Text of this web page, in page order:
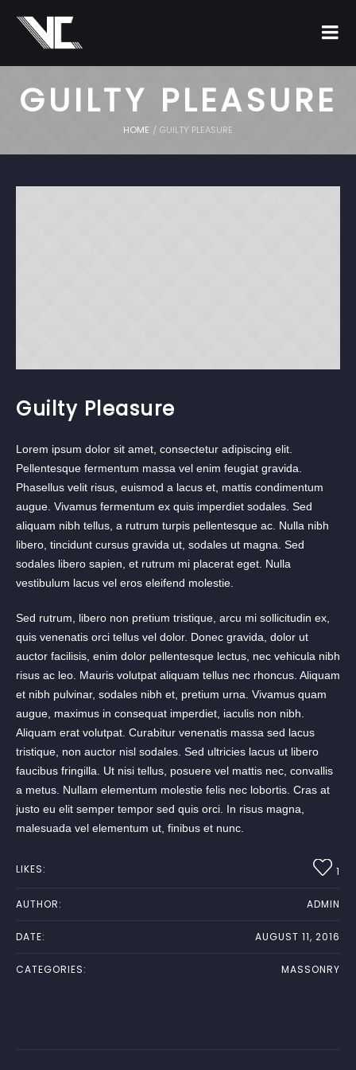
GUILTY PLEASURE
HOME / GUILTY PLEASURE
Guilty Pleasure
Lorem ipsum dolor sit amet, consectetur adipiscing elit.
Pellentesque fermentum massa vel enim feugiat gravida.
Phasellus velit risus, euismod a lacus et, mattis condimentum
augue. Vivamus fermentum ex quis imperdiet sodales. Sed
aliquam nibh tellus, a rutrum turpis pellentesque ac. Nulla nibh
libero, tincidunt cursus gravida ut, sodales ut magna. Sed
sodales libero sapien, et rutrum mi placerat eget. Nulla
vestibulum lacus vel eros eleifend molestie.
Sed rutrum, libero non pretium tristique, arcu mi sollicitudin ex,
quis venenatis orci tellus vel dolor. Donec gravida, dolor ut
auctor facilisis, enim dolor pellentesque lectus, nec vehicula nibh
risus ac leo. Mauris volutpat aliquam tellus nec rhoncus. Aliquam
et nibh pulvinar, sodales nibh et, pretium urna. Vivamus quam
augue, maximus in consequat imperdiet, iaculis non nibh.
Aliquam erat volutpat. Curabitur venenatis massa sed lacus
tristique, non auctor nisl sodales. Sed ultricies lacus ut libero
faucibus fringilla. Ut nisi tellus, posuere vel mattis nec, convallis
a metus. Nullam elementum molestie felis nec lobortis. Cras at
justo eu elit semper tempor sed quis orci. In risus magna,
malesuada vel elementum ut, finibus et nunc.
LIKES: 1
AUTHOR: ADMIN
DATE: AUGUST 11, 2016
CATEGORIES: MASSONRY